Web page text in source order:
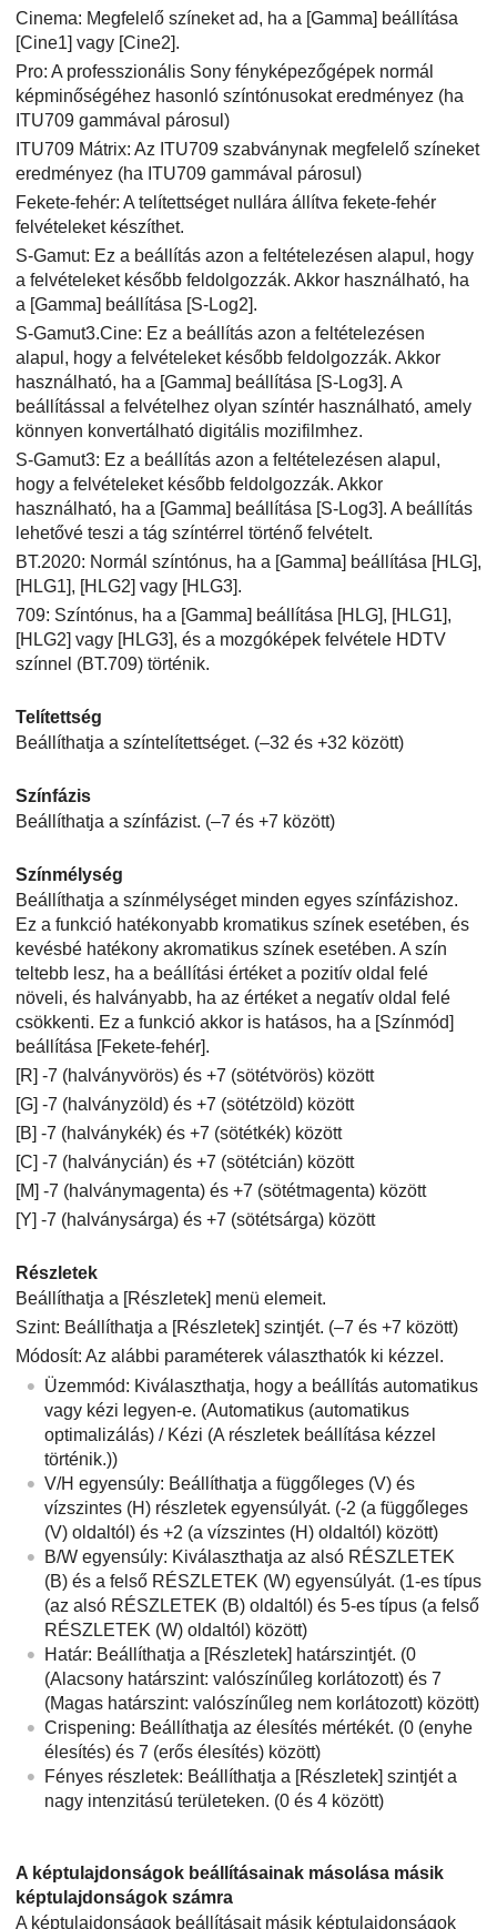
Cinema: Megfelelő színeket ad, ha a [Gamma] beállítása
[Cine1] vagy [Cine2].
Pro: A professzionális Sony fényképezőgépek normál
képminőségéhez hasonló színtónusokat eredményez (ha
ITU709 gammával párosul)
ITU709 Mátrix: Az ITU709 szabványnak megfelelő színeket
eredményez (ha ITU709 gammával párosul)
Fekete-fehér: A telítettséget nullára állítva fekete-fehér
felvételeket készíthet.
S-Gamut: Ez a beállítás azon a feltételezésen alapul, hogy
a felvételeket később feldolgozzák. Akkor használható, ha
a [Gamma] beállítása [S-Log2].
S-Gamut3.Cine: Ez a beállítás azon a feltételezésen
alapul, hogy a felvételeket később feldolgozzák. Akkor
használható, ha a [Gamma] beállítása [S-Log3]. A
beállítással a felvételhez olyan színtér használható, amely
könnyen konvertálható digitális mozifilmhez.
S-Gamut3: Ez a beállítás azon a feltételezésen alapul,
hogy a felvételeket később feldolgozzák. Akkor
használható, ha a [Gamma] beállítása [S-Log3]. A beállítás
lehetővé teszi a tág színtérrel történő felvételt.
BT.2020: Normál színtónus, ha a [Gamma] beállítása [HLG],
[HLG1], [HLG2] vagy [HLG3].
709: Színtónus, ha a [Gamma] beállítása [HLG], [HLG1],
[HLG2] vagy [HLG3], és a mozgóképek felvétele HDTV
színnel (BT.709) történik.
Telítettség
Beállíthatja a színtelítettséget. (–32 és +32 között)
Színfázis
Beállíthatja a színfázist. (–7 és +7 között)
Színmélység
Beállíthatja a színmélységet minden egyes színfázishoz.
Ez a funkció hatékonyabb kromatikus színek esetében, és
kevésbé hatékony akromatikus színek esetében. A szín
teltebb lesz, ha a beállítási értéket a pozitív oldal felé
növeli, és halványabb, ha az értéket a negatív oldal felé
csökkenti. Ez a funkció akkor is hatásos, ha a [Színmód]
beállítása [Fekete-fehér].
[R] -7 (halványvörös) és +7 (sötétvörös) között
[G] -7 (halványzöld) és +7 (sötétzöld) között
[B] -7 (halványkék) és +7 (sötétkék) között
[C] -7 (halványcián) és +7 (sötétcián) között
[M] -7 (halványmagenta) és +7 (sötétmagenta) között
[Y] -7 (halványsárga) és +7 (sötétsárga) között
Részletek
Beállíthatja a [Részletek] menü elemeit.
Szint: Beállíthatja a [Részletek] szintjét. (–7 és +7 között)
Módosít: Az alábbi paraméterek választhatók ki kézzel.
Üzemmód: Kiválaszthatja, hogy a beállítás automatikus
vagy kézi legyen-e. (Automatikus (automatikus
optimalizálás) / Kézi (A részletek beállítása kézzel
történik.))
V/H egyensúly: Beállíthatja a függőleges (V) és
vízszintes (H) részletek egyensúlyát. (-2 (a függőleges
(V) oldaltól) és +2 (a vízszintes (H) oldaltól) között)
B/W egyensúly: Kiválaszthatja az alsó RÉSZLETEK
(B) és a felső RÉSZLETEK (W) egyensúlyát. (1-es típus
(az alsó RÉSZLETEK (B) oldaltól) és 5-es típus (a felső
RÉSZLETEK (W) oldaltól) között)
Határ: Beállíthatja a [Részletek] határszintjét. (0
(Alacsony határszint: valószínűleg korlátozott) és 7
(Magas határszint: valószínűleg nem korlátozott) között)
Crispening: Beállíthatja az élesítés mértékét. (0 (enyhe
élesítés) és 7 (erős élesítés) között)
Fényes részletek: Beállíthatja a [Részletek] szintjét a
nagy intenzitású területeken. (0 és 4 között)
A képtulajdonságok beállításainak másolása másik
képtulajdonságok számra
A képtulajdonságok beállításait másik képtulajdonságok